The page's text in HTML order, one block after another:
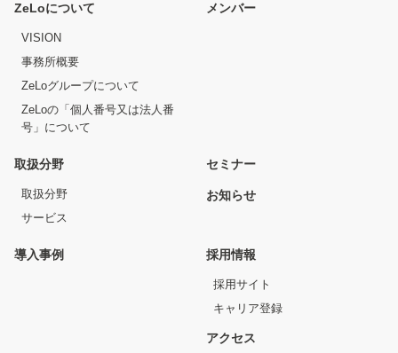
ZeLoについて
VISION
事務所概要
ZeLoグループについて
ZeLoの「個人番号又は法人番
号」について
メンバー
取扱分野
取扱分野
サービス
セミナー
お知らせ
導入事例 採用情報
採用サイト
キャリア登録
アクセス